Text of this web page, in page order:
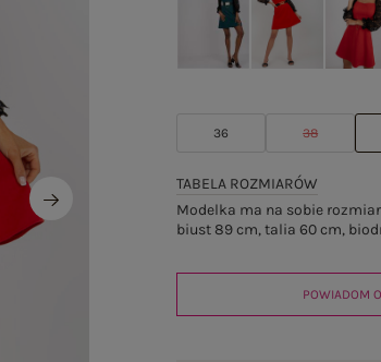
36 38
TABELA ROZMIARÓW
Modelka ma na sobie
biust 89 cm, talia 60 cm,
POWIADOM